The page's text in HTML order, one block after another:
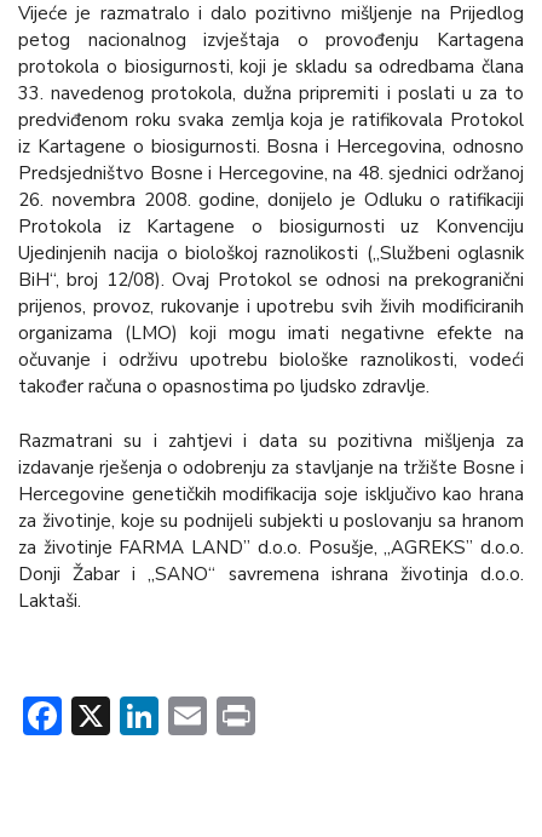
Vijeće je razmatralo i dalo pozitivno mišljenje na Prijedlog
petog nacionalnog izvještaja o provođenju Kartagena
protokola o biosigurnosti, koji je skladu sa odredbama člana
33. navedenog protokola, dužna pripremiti i poslati u za to
predviđenom roku svaka zemlja koja je ratifikovala Protokol
iz Kartagene o biosigurnosti. Bosna i Hercegovina, odnosno
Predsjedništvo Bosne i Hercegovine, na 48. sjednici održanoj
26. novembra 2008. godine, donijelo je Odluku o ratifikaciji
Protokola iz Kartagene o biosigurnosti uz Konvenciju
Ujedinjenih nacija o biološkoj raznolikosti („Službeni oglasnik
BiH“, broj 12/08). Ovaj Protokol se odnosi na prekogranični
prijenos, provoz, rukovanje i upotrebu svih živih modificiranih
organizama (LMO) koji mogu imati negativne efekte na
očuvanje i održivu upotrebu biološke raznolikosti, vodeći
također računa o opasnostima po ljudsko zdravlje.
Razmatrani su i zahtjevi i data su pozitivna mišljenja za
izdavanje rješenja o odobrenju za stavljanje na tržište Bosne i
Hercegovine genetičkih modifikacija soje isključivo kao hrana
za životinje, koje su podnijeli subjekti u poslovanju sa hranom
za životinje FARMA LAND” d.o.o. Posušje, „AGREKS” d.o.o.
Donji Žabar i „SANO“ savremena ishrana životinja d.o.o.
Laktaši.
Facebook
X LinkedIn
Email